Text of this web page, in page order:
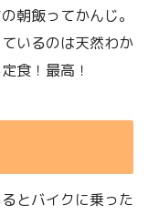
朝飯ってかんじ。
いるのは天然わか
食！最高！
とバイクに乗った